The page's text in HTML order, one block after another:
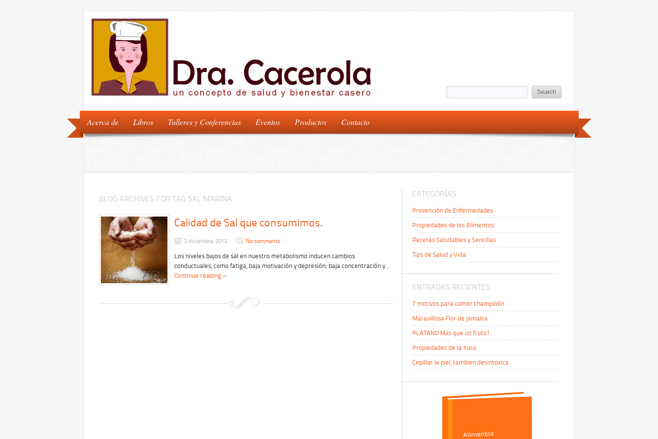
Acerca de Libros Talleres y Conferencias Eventos Productos Contacto
BLOG ARCHIVES FOR TAG SAL MARINA
Calidad de Sal que consumimos.
2 diciembre, 2012 No comments
Los niveles bajos de sal en nuestro metabolismo inducen cambios
conductuales, como fatiga, baja motivación y depresión; baja concentración y…
Continue reading »
CATEGORÍAS
Prevención de Enfermedades
Propiedades de los Alimentos
Recetas Saludables y Sencillas
Tips de Salud y Vida
ENTRADAS RECIENTES
7 motivos para comer champiñón
Maravillosa Flor de jamaica
PLATANO Más que un fruto!
Propiedades de la Yuca
Cepillar la piel, tambien desintoxica